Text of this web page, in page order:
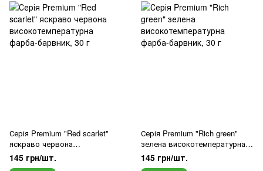
Серія Premium "Red scarlet"
яскраво червона
високотемпературна фарба-
барвник, 30 г
145 грн/шт.
Серія Premium "Rich green"
зелена високотемпературна
фарба-барвник, 30 г
145 грн/шт.